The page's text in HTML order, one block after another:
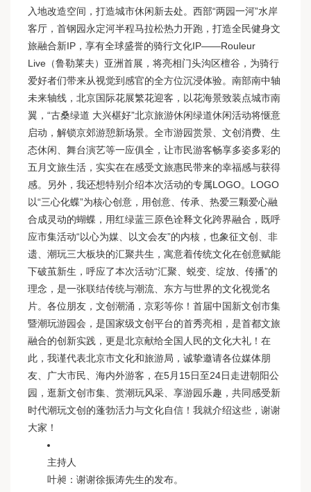
入地改造空间，打造城市休闲新去处。西部“两园一河”水岸
客厅，首钢园永定河半程马拉松热力开跑，打造全民健身文
旅融合新IP，享有全球盛誉的骑行文化IP——Rouleur
Live（鲁勒莱夫）亚洲首展，将亮相门头沟区檀谷，为骑行
爱好者们带来从视觉到感官的全方位沉浸体验。南部南中轴
未来轴线，北京国际花展繁花迎客，以花海景致装点城市南
翼，“古桑绿道 大兴椹好”北京旅游休闲绿道休闲活动将惬意
启动，解锁京郊游憩新场景。全市游园赏景、文创消费、生
态休闲、舞台演艺等一应俱全，让市民游客畅享多姿多彩的
五月文旅生活，实实在在感受文旅惠民带来的幸福感与获得
感。另外，我还想特别介绍本次活动的专属LOGO。LOGO
以“三心化蝶”为核心创意，用创意、传承、热爱三颗爱心融
合成灵动的蝴蝶，用红绿蓝三原色诠释文化跨界融合，既呼
应市集活动“以心为媒、以文会友”的内核，也象征文创、非
遗、潮玩三大板块的汇聚共生，寓意着传统文化在创意赋能
下破茧新生，呼应了本次活动“汇聚、蜕变、绽放、传播”的
理念，是一张联结传统与潮流、东方与世界的文化视觉名
片。各位朋友，文创潮涌，京彩等你！首届中国新文创市集
暨潮玩游园会，是国家级文创平台的首秀亮相，是首都文旅
融合的创新实践，更是北京献给全国人民的文化大礼！在
此，我谨代表北京市文化和旅游局，诚挚邀请各位媒体朋
友、广大市民、海内外游客，在5月15日至24日走进朝阳公
园，逛新文创市集、赏潮玩风采、享游园乐趣，共同感受新
时代潮玩文创的蓬勃活力与文化自信！我就介绍这些，谢谢
大家！
主持人
叶昶：谢谢徐振涛先生的发布。